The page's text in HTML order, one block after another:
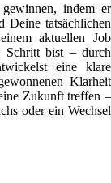
indem er
Deine tatsächlichen
aktuellen Job
Schritt bist – durch
eine klare
Klarheit
Zukunft treffen –
oder ein Wechsel